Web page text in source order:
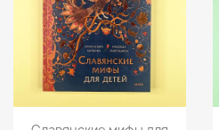
Просмотр